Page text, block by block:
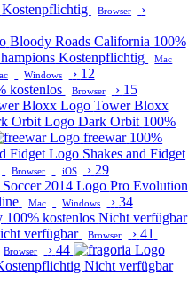
Kostenpflichtig Browser
›
Bloody Roads California 100%
Kostenpflichtig
Mac
Windows › 12
kostenlos Browser › 15
Tower Bloxx
Dark Orbit 100%
freewar 100%
Shakes and Fidget
Browser iOS › 29
Pro Evolution
Mac Windows › 34
100% kostenlosNicht verfügbar
verfügbar Browser › 41
Browser › 44
Nicht verfügbar